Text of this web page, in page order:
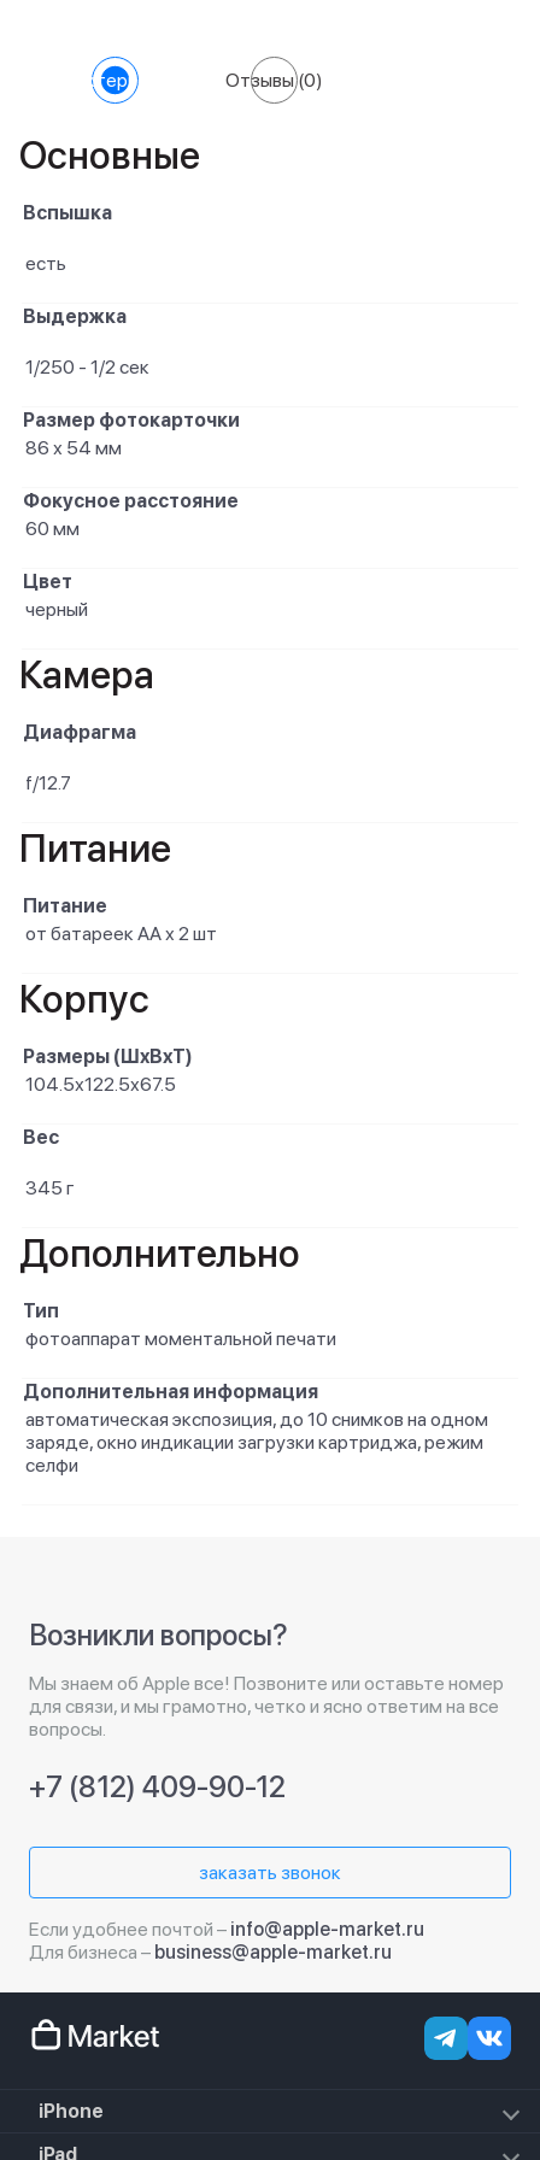
Характеристики Отзывы(0)
Основные
Вспышка
есть
Выдержка
1/250 - 1/2 сек
Размер фотокарточки
86 х 54 мм
Фокусное расстояние
60 мм
Цвет
черный
Камера
Диафрагма
f/12.7
Питание
Питание
от батареек AA х 2 шт
Корпус
Размеры (ШxВxТ)
104.5х122.5х67.5
Вес
345 г
Дополнительно
Тип
фотоаппарат моментальной печати
Дополнительная информация
автоматическая экспозиция, до 10 снимков на одном
заряде, окно индикации загрузки картриджа, режим
селфи
Возникли вопросы?
Мы знаем об Apple все! Позвоните или оставьте номер
для связи, и мы грамотно, четко и ясно ответим на все
вопросы.
+7 (812) 409-90-12
заказать звонок
Если удобнее почтой – info@apple-market.ru
Для бизнеса – business@apple-market.ru
iPhone
iPhone 17e
iPad